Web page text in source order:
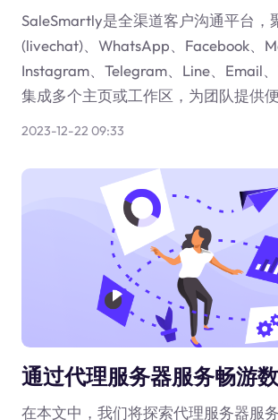
SaleSmartly是全渠道客户沟通平台，
(livechat)、WhatsApp、Facebook、
Instagram、Telegram、Line、Email
集成多个主页或工作区，为团队提供便
2023-12-22 09:33
通过代理服务器服务畅游
在本文中，我们将探索代理服务器服